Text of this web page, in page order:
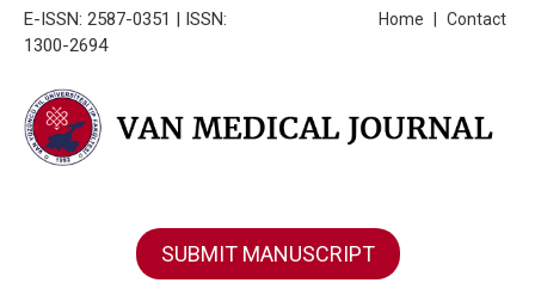
E-ISSN: 2587-0351 | ISSN:
1300-2694
Contact
Home
SUBMIT MANUSCRIPT